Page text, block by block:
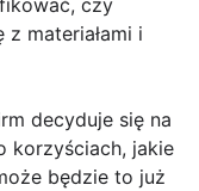
materiałami i
decyduje się na
korzyściach, jakie
będzie to już